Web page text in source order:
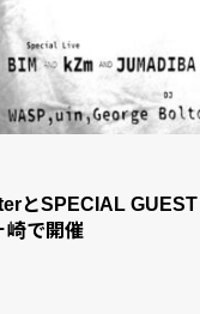
とSPECIAL GUEST
崎で開催